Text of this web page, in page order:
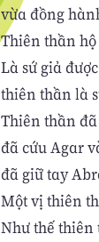
vừa đồng
Thiên thần
Là sứ giả
thiên thần là
Thiên thần đã
đã cứu Agar
đã giữ tay
Một vị thiên
Như thế thiên